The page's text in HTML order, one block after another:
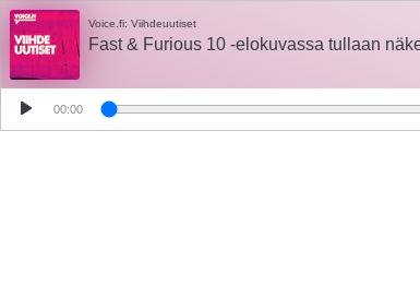
Voice.fi: Viihdeuutiset
Fast & Furious 10 -elokuvassa tullaan
00:00